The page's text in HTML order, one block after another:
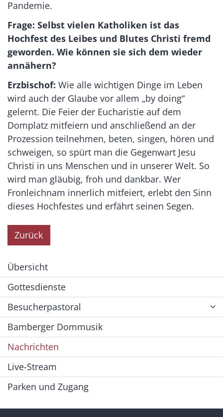
Pandemie.
Frage: Selbst vielen Katholiken ist das
Hochfest des Leibes und Blutes Christi fremd
geworden. Wie können sie sich dem wieder
annähern?
Erzbischof: Wie alle wichtigen Dinge im Leben
wird auch der Glaube vor allem „by doing“
gelernt. Die Feier der Eucharistie auf dem
Domplatz mitfeiern und anschließend an der
Prozession teilnehmen, beten, singen, hören und
schweigen, so spürt man die Gegenwart Jesu
Christi in uns Menschen und in unserer Welt. So
wird man gläubig, froh und dankbar. Wer
Fronleichnam innerlich mitfeiert, erlebt den Sinn
dieses Hochfestes und erfährt seinen Segen.
Zurück
Übersicht
Gottesdienste
Besucherpastoral
Bamberger Dommusik
Nachrichten
Live-Stream
Parken und Zugang